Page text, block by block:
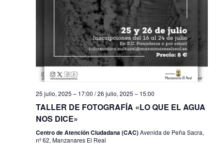
d
e
E
v
e
n
o
25 julio, 2025 – 17:00 /26 julio, 2025 – 15:00
TALLER DE FOTOGRAFÍA «LO QUE EL AGUA
NOS DICE»
Centro de Atención Ciudadana (CAC)Avenida de Peña Sacra,
nº 62, Manzanares El Real